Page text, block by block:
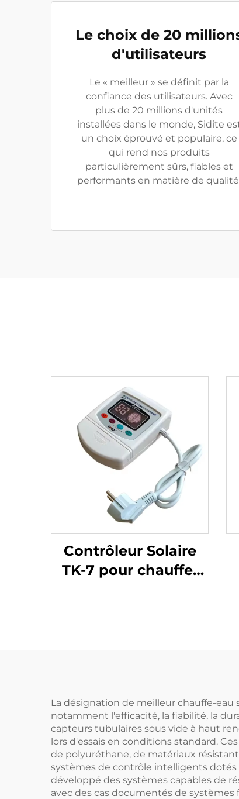
Le choix de 20
d'utilisateurs
Le « meilleur » se définit par la
confiance des utilisateurs. Avec
plus de 20 millions d'unités
installées dans le monde, Sidite
un choix éprouvé et populaire, ce
qui rend nos produits
particulièrement sûrs, fiables et
performants en matière de
Contrôleur Solaire
TK-7 pour chauffe-
La désignation de meilleur chauffe-
notamment l'efficacité, la fiabilité, la
capteurs tubulaires sous vide à haut
lors d'essais en conditions standard.
de polyuréthane, de matériaux
systèmes de contrôle intelligents dotés
développé des systèmes capables de
avec des cas documentés de